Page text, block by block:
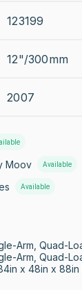
123199
12"/300mm
2007
Moov Available
Available
Arm, Quad-
Arm, Quad-
x 48in x 88in